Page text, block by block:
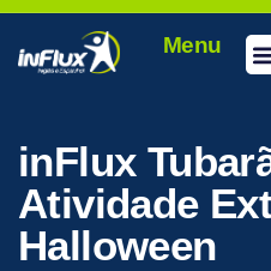
Menu
inFlux
Atividade
Halloween